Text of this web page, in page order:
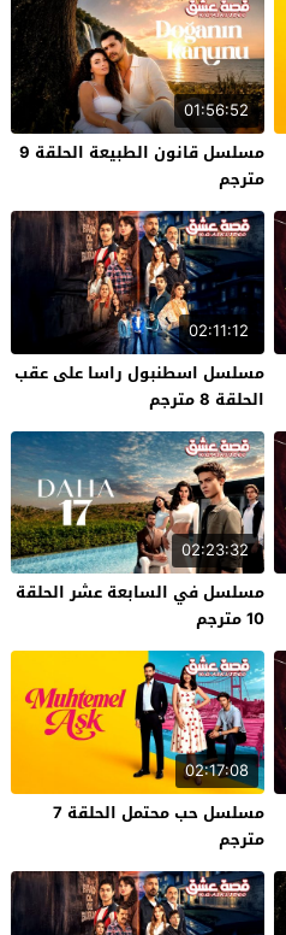
01:56:52
مسلسل قانون الطبيعة الحلقة 9
مترجم
02:11:12
مسلسل اسطنبول راسا على عقب
الحلقة 8 مترجم
02:23:32
مسلسل في السابعة عشر الحلقة
10 مترجم
02:17:08
مسلسل حب محتمل الحلقة 7
مترجم